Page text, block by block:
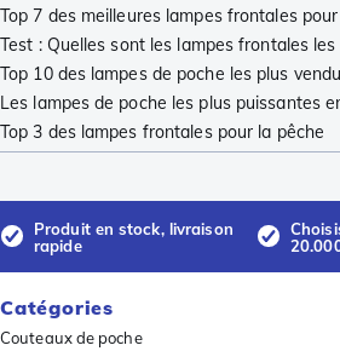
Top 7 des meilleures lampes frontales
Test : Quelles sont les lampes frontales
Top 10 des lampes de poche les plus
Les lampes de poche les plus puissantes
Top 3 des lampes frontales pour la pêche
Produit en stock, livraison
rapide
Catégories
Couteaux de poche